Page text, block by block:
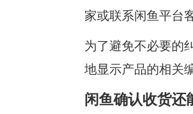
家或联系闲鱼平台
为了避免不必要的
地显示产品的相关
闲鱼确认收货还